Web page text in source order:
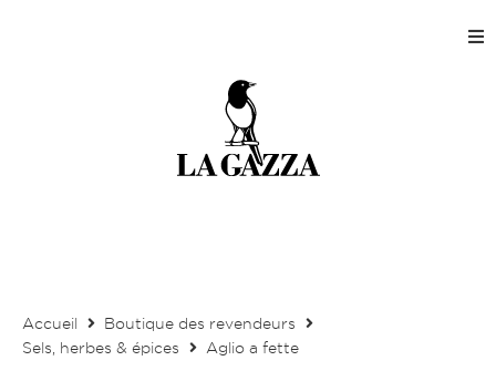
Magasins
Contact
Accueil
Boutique des revendeurs
Sels, herbes & épices
Aglio a fette